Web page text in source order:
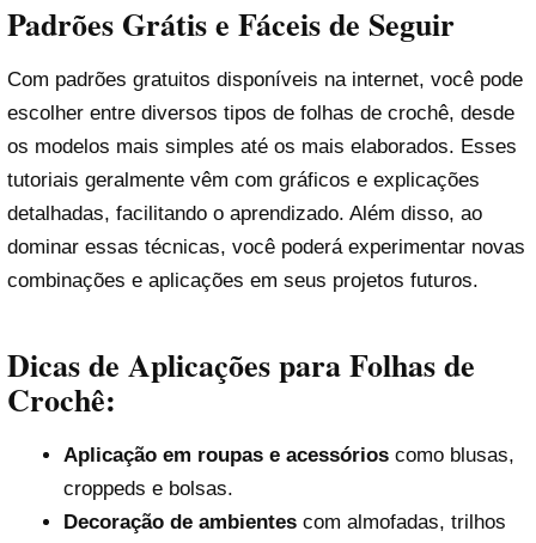
Padrões Grátis e Fáceis de Seguir
Com padrões gratuitos disponíveis na internet, você pode
escolher entre diversos tipos de folhas de crochê, desde
os modelos mais simples até os mais elaborados. Esses
tutoriais geralmente vêm com gráficos e explicações
detalhadas, facilitando o aprendizado. Além disso, ao
dominar essas técnicas, você poderá experimentar novas
combinações e aplicações em seus projetos futuros.
Dicas de Aplicações para Folhas de
Crochê:
Aplicação em roupas e acessórioscomo blusas,
croppeds e bolsas.
Decoração de ambientescom almofadas, trilhos